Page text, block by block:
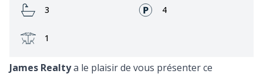
Bathrooms:
3 Façades:
4
Terrasse:
1
James Realtya le plaisir de vous présenter ce